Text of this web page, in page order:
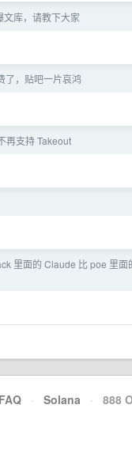
库，请教下大家
了，贴吧一片哀鸿
再支持 Takeout
里面的 Claude 比 poe 里
FAQ · Solana · 888